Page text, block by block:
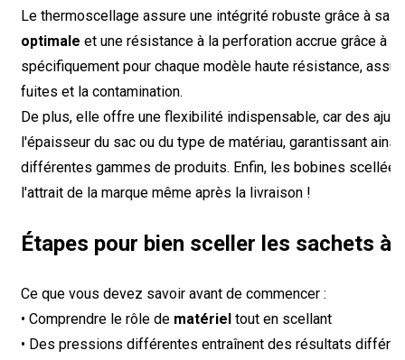
Le thermoscellage assure une intégrité robuste grâce à sa
optimale et une résistance à la perforation accrue grâce à
spécifiquement pour chaque modèle haute résistance,
fuites et la contamination.
De plus, elle offre une flexibilité indispensable, car des
l'épaisseur du sac ou du type de matériau, garantissant
différentes gammes de produits. Enfin, les bobines
l'attrait de la marque même après la livraison !
Étapes pour bien sceller les sachets à
Ce que vous devez savoir avant de commencer :
• Comprendre le rôle de matériel tout en scellant
• Des pressions différentes entraînent des résultats